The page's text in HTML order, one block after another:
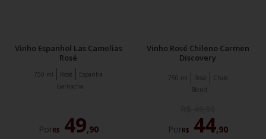
Vinho Espanhol Las Camelias
Rosé
Rosé Espanha
750 ml
Garnacha
PorR$ 49,90
Vinho Rosé Chileno Carmen
Discovery
Rosé Chile
750 ml
Blend
PorR$ 44,90